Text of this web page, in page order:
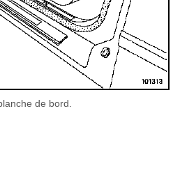
de bord.